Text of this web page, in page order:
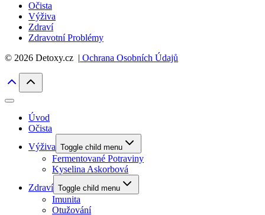
Očista
Výživa
Zdraví
Zdravotní Problémy
© 2026 Detoxy.cz | Ochrana Osobních Údajů
Úvod
Očista
Výživa Toggle child menu
Fermentované Potraviny
Kyselina Askorbová
Zdraví Toggle child menu
Imunita
Otužování